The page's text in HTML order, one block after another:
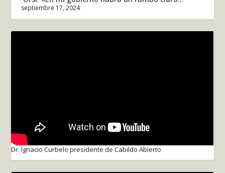
septiembre 17, 2024
Dr. Ignacio Curbelo presidente de Cabildo Abierto